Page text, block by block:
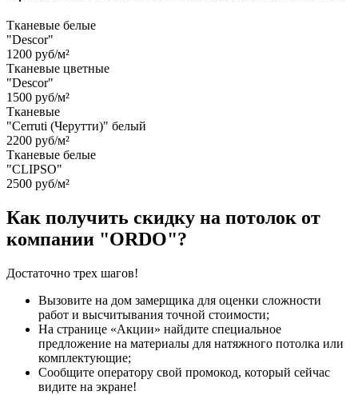
Тканевые белые
"Descor"
1200 руб/м²
Тканевые цветные
"Descor"
1500 руб/м²
Тканевые
"Cerruti (Черутти)" белый
2200 руб/м²
Тканевые белые
"CLIPSO"
2500 руб/м²
Как получить скидку на потолок от
компании "ORDO"?
Достаточно трех шагов!
Вызовите на дом замерщика для оценки сложности
работ и высчитывания точной стоимости;
На странице «Акции» найдите специальное
предложение на материалы для натяжного потолка или
комплектующие;
Сообщите оператору свой промокод, который сейчас
видите на экране!